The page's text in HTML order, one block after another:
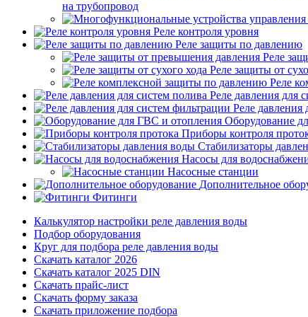
на трубопровод
Реле контроля уровня
Реле защиты по давлению
Реле
Реле защиты от
Реле
Реле давления для
Реле давления
Оборудование
Приборы контроля
Стабилизаторы
Насосы для
Насосные станции
Дополнительное
Фитинги
Калькулятор настройки реле давления воды
Подбор оборудования
Круг для подбора реле давления воды
Скачать каталог 2026
Скачать каталог 2025 DIN
Скачать прайс-лист
Скачать форму заказа
Скачать приложение подбора